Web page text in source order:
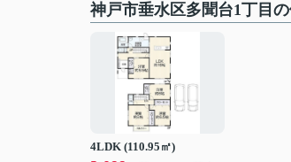
神戸市垂水区多聞台1丁目
4LDK (110.95㎡)